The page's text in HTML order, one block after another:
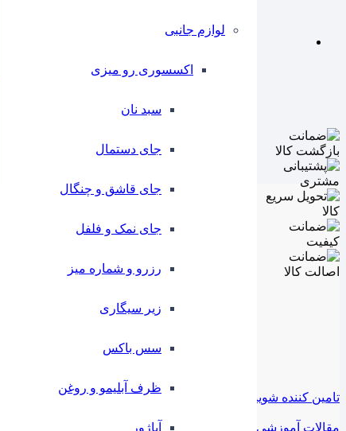
لوازم جانبی
اکسسوری رو میزی
سبد نان
جای دستمال
جای قاشق و چنگال
جای نمک و فلفل
رزرو و شماره میز
زیر سیگاری
سس باکس
ظرف آبلیمو و روغن
آباژور
تامین کننده شوید
مقالات آموزشی